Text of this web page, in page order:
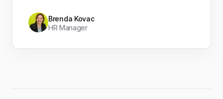
Brenda Kovac
HR Manager